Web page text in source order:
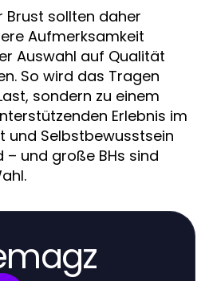
Brust sollten daher
Aufmerksamkeit
Auswahl auf Qualität
So wird das Tragen
sondern zu einem
Erlebnis im
und Selbstbewusstsein
– und große BHs sind